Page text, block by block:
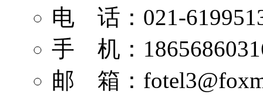
电 话：021-
手 机：
邮 箱：